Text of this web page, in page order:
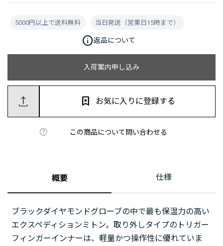
入荷案内申し込み
この商品について問い合わせる
お気に入りに登録する
5000円以上で送料無料 当日発送（営業日15時まで）
info返品について
概要 仕様
ブラックダイヤモンドグローブの中で最も保温力の高い
エクスペディションミトン。取り外しタイプのトリガー
フィンガーインナーは、軽量かつ操作性に優れていま